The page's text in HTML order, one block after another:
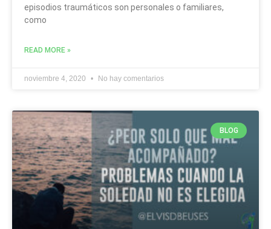
episodios traumáticos son personales o familiares,
como
READ MORE »
noviembre 4, 2020 No hay comentarios
BLOG